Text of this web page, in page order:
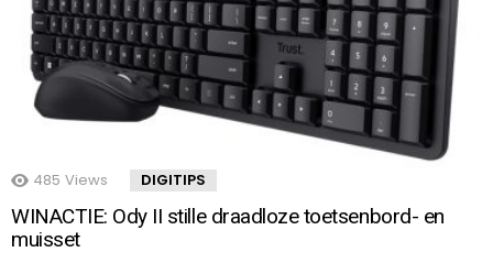
485 Views DIGITIPS
WINACTIE: Ody II stille draadloze toetsenbord- en
muisset